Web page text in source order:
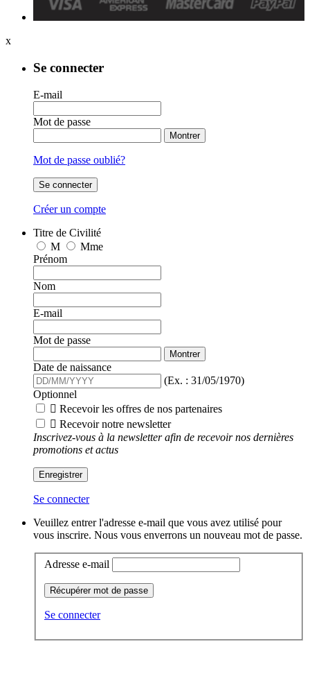
x
Se connecter
E-mail
Mot de passe
Montrer
Mot de passe oublié?
Se connecter
Créer un compte
Titre de Civilité
M
Mme
Prénom
Nom
E-mail
Mot de passe
Montrer
Date de naissance
(Ex. : 31/05/1970)
Optionnel
 Recevoir les offres de nos partenaires
 Recevoir notre newsletter
Inscrivez-vous à la newsletter afin de recevoir nos dernières
promotions et actus
Enregistrer
Se connecter
Veuillez entrer l'adresse e-mail que vous avez utilisé pour
vous inscrire. Nous vous enverrons un nouveau mot de passe.
Adresse e-mail
Récupérer mot de passe
Se connecter